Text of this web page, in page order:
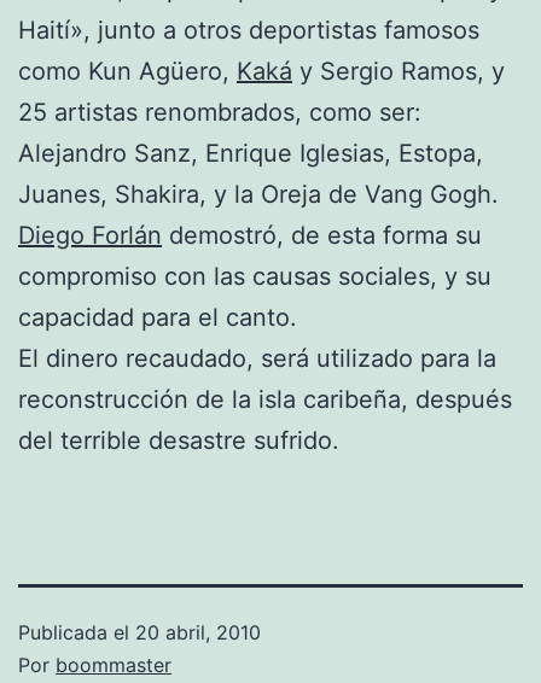
Haití», junto a otros deportistas famosos
como Kun Agüero, Kaká y Sergio Ramos, y
25 artistas renombrados, como ser:
Alejandro Sanz, Enrique Iglesias, Estopa,
Juanes, Shakira, y la Oreja de Vang Gogh.
Diego Forlán demostró, de esta forma su
compromiso con las causas sociales, y su
capacidad para el canto.
El dinero recaudado, será utilizado para la
reconstrucción de la isla caribeña, después
del terrible desastre sufrido.
Publicada el 20 abril, 2010
Por boommaster